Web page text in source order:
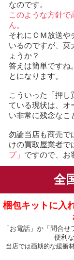
なのです。
このような方針で
ん。
それにＣＭ放送や
いるのですが、莫
ょうか？
答えは簡単ですね
とになります。
こういった「押し
ている現状は、オ
い非常に残念なこ
勿論当店も商売で
けの買取屋業者で
プ」 ですので、お
全
梱包キットに入
「お電話」か「問合
便利
当店では画期的な緩衝